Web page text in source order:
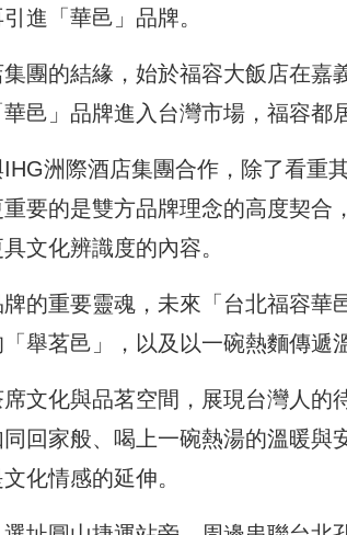
進「華邑」品牌。
團的結緣，始於福容大飯店在嘉
邑」品牌進入台灣市場，福容都
洲際酒店集團合作，除了看重
要的是雙方品牌理念的高度契合
文化辨識度的內容。
的重要靈魂，未來「台北福容華
舉茗邑」，以及以一碗熱麵傳遞
文化與品茗空間，展現台灣人的
回家般、喝上一碗熱湯的溫暖與
化情感的延伸。